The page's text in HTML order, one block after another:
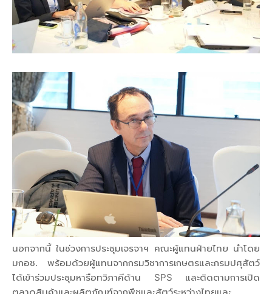
นอกจากนี้ ในช่วงการประชุมเจรจาฯ คณะผู้แทนฝ่ายไทย นำโดย
มกอช. พร้อมด้วยผู้แทนจากกรมวิชาการเกษตรและกรมปศุสัตว์
ได้เข้าร่วมประชุมหารือทวิภาคีด้าน SPS และติดตามการเปิด